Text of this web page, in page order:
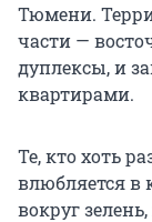
Тюмени.
части —
дуплексы, и
квартирами.
Те, кто хоть
влюбляется в
вокруг